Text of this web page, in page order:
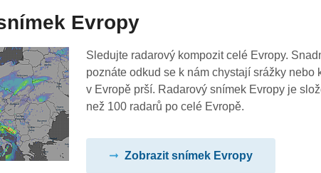
Evropy
Sledujte radarový kompozit celé Evropy.
poznáte odkud se k nám chystají srážky nebo
v Evropě prší. Radarový snímek Evropy je
než 100 radarů po celé Evropě.
Zobrazit snímek Evropy